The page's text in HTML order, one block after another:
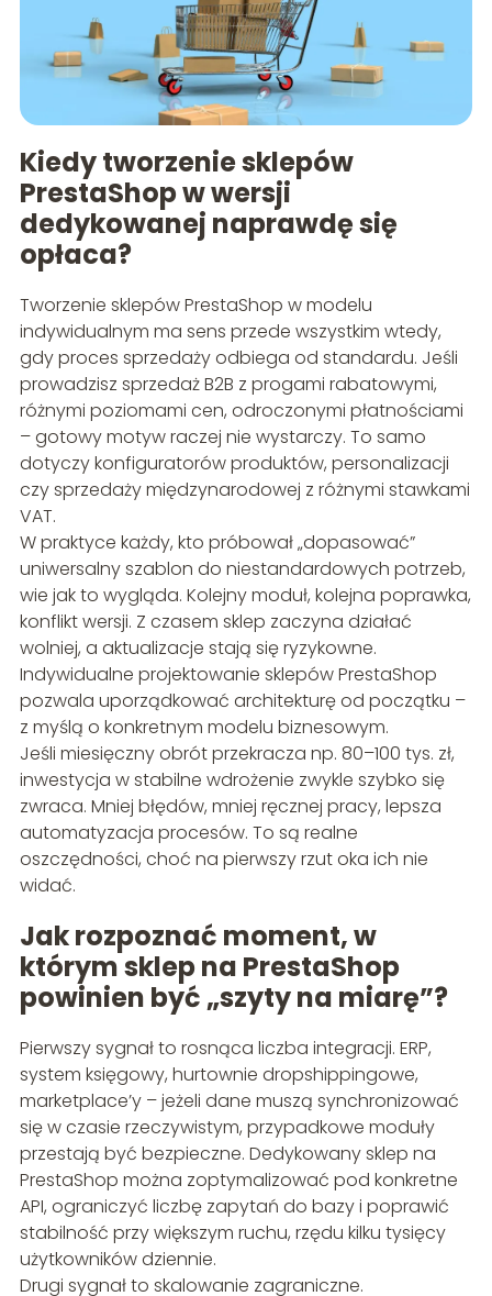
Kiedy tworzenie sklepów
PrestaShop w wersji
dedykowanej naprawdę się
opłaca?
Tworzenie sklepów PrestaShop w modelu
indywidualnym ma sens przede wszystkim wtedy,
gdy proces sprzedaży odbiega od standardu. Jeśli
prowadzisz sprzedaż B2B z progami rabatowymi,
różnymi poziomami cen, odroczonymi płatnościami
– gotowy motyw raczej nie wystarczy. To samo
dotyczy konfiguratorów produktów, personalizacji
czy sprzedaży międzynarodowej z różnymi stawkami
VAT.
W praktyce każdy, kto próbował „dopasować”
uniwersalny szablon do niestandardowych potrzeb,
wie jak to wygląda. Kolejny moduł, kolejna poprawka,
konflikt wersji. Z czasem sklep zaczyna działać
wolniej, a aktualizacje stają się ryzykowne.
Indywidualne projektowanie sklepów PrestaShop
pozwala uporządkować architekturę od początku –
z myślą o konkretnym modelu biznesowym.
Jeśli miesięczny obrót przekracza np. 80–100 tys. zł,
inwestycja w stabilne wdrożenie zwykle szybko się
zwraca. Mniej błędów, mniej ręcznej pracy, lepsza
automatyzacja procesów. To są realne
oszczędności, choć na pierwszy rzut oka ich nie
widać.
Jak rozpoznać moment, w
którym sklep na PrestaShop
powinien być „szyty na miarę”?
Pierwszy sygnał to rosnąca liczba integracji. ERP,
system księgowy, hurtownie dropshippingowe,
marketplace’y – jeżeli dane muszą synchronizować
się w czasie rzeczywistym, przypadkowe moduły
przestają być bezpieczne. Dedykowany sklep na
PrestaShop można zoptymalizować pod konkretne
API, ograniczyć liczbę zapytań do bazy i poprawić
stabilność przy większym ruchu, rzędu kilku tysięcy
użytkowników dziennie.
Drugi sygnał to skalowanie zagraniczne.